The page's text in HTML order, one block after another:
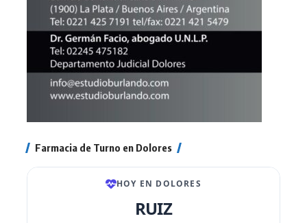
Farmacia de Turno en Dolores